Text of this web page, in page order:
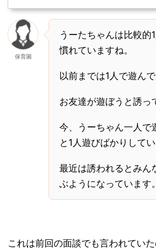
保育園
うーたちゃんは比較的
慣れていますね。
以前までは1人で遊ん
お友達が遊ぼうと誘っ
今、うーちゃん一人で
と1人遊びばかりして
最近は誘われるとみん
ぶようになっています。
これは前回の面談でも言われてい